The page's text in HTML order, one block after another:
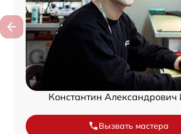
Константин Александрович
Вызвать мастера